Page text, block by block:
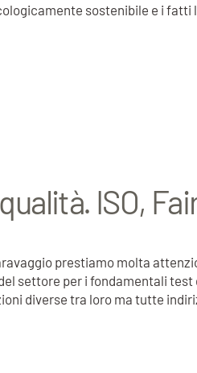
sostenibile e i
ISO,
prestiamo molta
settore per i fondamentali
diverse tra loro ma tutte